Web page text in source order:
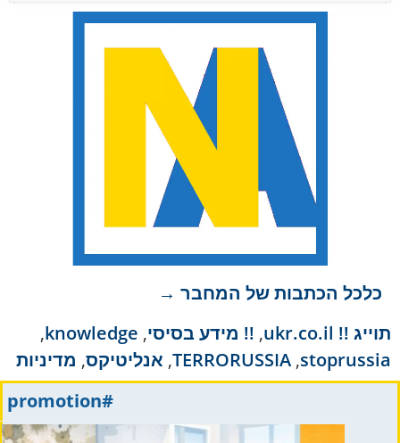
כלכל הכתבות של המחבר →
תוייג !! ukr.co.il
, !! מידע בסיסי,
knowledge
,
stoprussia
,
TERRORUSSIA
, אנליטיקס, מדיניות
#promotion